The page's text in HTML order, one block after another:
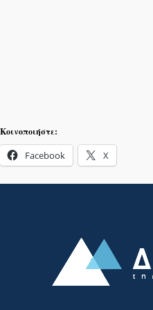
Κοινοποιήστε:
Facebook X